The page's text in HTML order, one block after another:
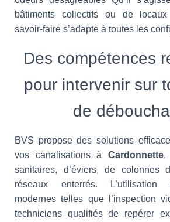
bâtiments collectifs ou de
savoir-faire s’adapte à toutes les
Des compétences
pour intervenir sur
de
BVS propose des solutions
vos canalisations à Cardonnette,
sanitaires, d’éviers, de colonnes
réseaux enterrés. L’utilisation
modernes telles que l’inspection
techniciens qualifiés de repérer